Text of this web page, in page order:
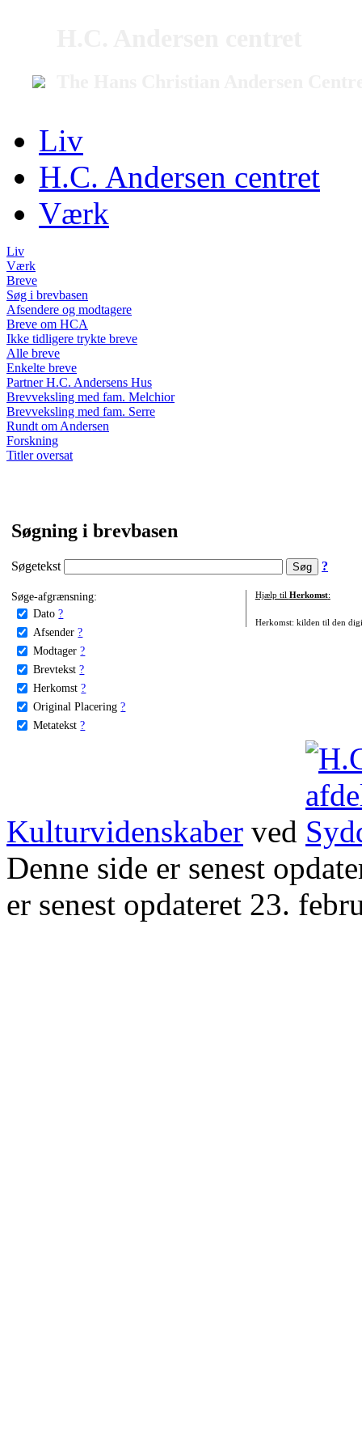
Liv
H.C. Andersen centret
Værk
Liv
Værk
Breve
Søg i brevbasen
Afsendere og modtagere
Breve om HCA
Ikke tidligere trykte breve
Alle breve
Enkelte breve
Partner H.C. Andersens Hus
Brevveksling med fam. Melchior
Brevveksling med fam. Serre
Rundt om Andersen
Forskning
Titler oversat
Søgning i brevbasen
Søgetekst ?
Søge-afgrænsning:
Dato ?
Afsender ?
Modtager ?
Brevtekst ?
Herkomst ?
Original Placering ?
Metatekst ?
Hjælp til Herkomst:
Herkomst: kilden til den
Kulturvidenskaber ved
Denne side er senest
er senest opdateret 23.